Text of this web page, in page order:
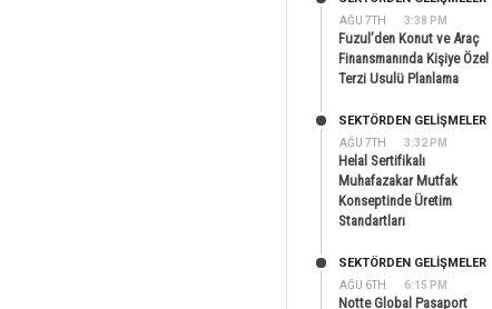
AĞU 7TH 3:38 PM
Fuzul’den Konut ve Araç
Finansmanında Kişiye Özel
Terzi Usulü Planlama
AĞU 7TH 3:32 PM
SEKTÖRDEN GELIŞMELER
Helal Sertifikalı
Muhafazakar Mutfak
Konseptinde Üretim
Standartları
AĞU 6TH 6:15 PM
SEKTÖRDEN GELIŞMELER
Notte Global Pasaport